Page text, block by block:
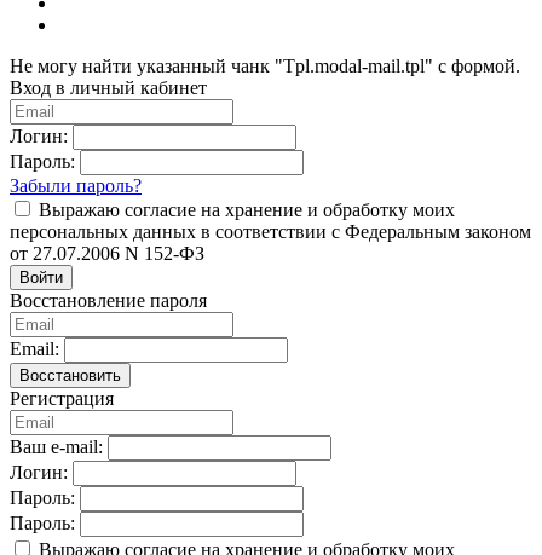
Не могу найти указанный чанк "Tpl.modal-mail.tpl" с формой.
Вход в личный кабинет
Логин:
Пароль:
Забыли пароль?
Выражаю согласие на хранение и обработку моих
персональных данных в соответствии с Федеральным законом
от 27.07.2006 N 152-ФЗ
Войти
Восстановление пароля
Email:
Восстановить
Регистрация
Ваш e-mail:
Логин:
Пароль:
Пароль:
Выражаю согласие на хранение и обработку моих